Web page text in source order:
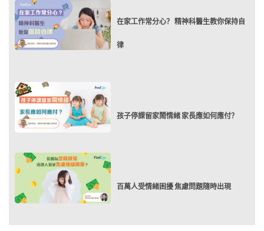
在家工作常分心？ 精神科醫生教你保持自
律
孩子停課留家鬧情緒 家長應如何應付？
百萬人受情緒困擾 焦慮問題隨時出現